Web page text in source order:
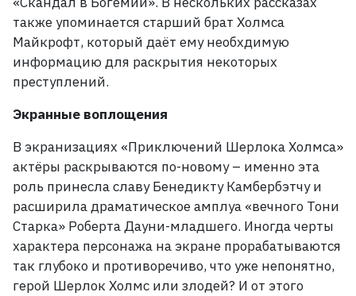
также упоминается старший брат Холмса
Майкрофт, который даёт ему необхдимую
информацию для раскрытия некоторых
преступлений.
Экранные воплощения
В экранизациях «Приключений Шерлока Холмса»
актёры раскрываются по-новому – именно эта
роль принесла славу Бенедикту Камбербэтчу и
расширила драматическое амплуа «вечного Тони
Старка» Роберта Дауни-младшего. Иногда черты
характера персонажа на экране прорабатываются
так глубоко и противоречиво, что уже непонятно,
герой Шерлок Холмс или злодей? И от этого